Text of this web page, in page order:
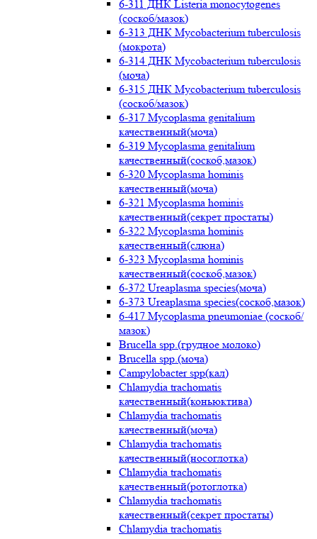
6-311 ДНК Listeria monocytogenes
(соскоб/мазок)
6-313 ДНК Mycobacterium tuberculosis
(мокрота)
6-314 ДНК Mycobacterium tuberculosis
(моча)
6-315 ДНК Mycobacterium tuberculosis
(соскоб/мазок)
6-317 Mycoplasma genitalium
качественный(моча)
6-319 Mycoplasma genitalium
качественный(соскоб,мазок)
6-320 Mycoplasma hominis
качественный(моча)
6-321 Mycoplasma hominis
качественный(секрет простаты)
6-322 Mycoplasma hominis
качественный(слюна)
6-323 Mycoplasma hominis
качественный(соскоб,мазок)
6-372 Ureaplasma species(моча)
6-373 Ureaplasma species(соскоб,мазок)
6-417 Mycoplasma pneumoniae (соскоб/
мазок)
Brucella spp.(грудное молоко)
Brucella spp.(моча)
Campylobacter spp(кал)
Chlamydia trachomatis
качественный(коньюктива)
Chlamydia trachomatis
качественный(моча)
Chlamydia trachomatis
качественный(носоглотка)
Chlamydia trachomatis
качественный(ротоглотка)
Chlamydia trachomatis
качественный(секрет простаты)
Chlamydia trachomatis